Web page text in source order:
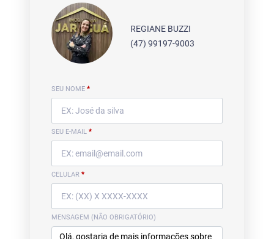
REGIANE BUZZI
(47) 99197-9003
SEU NOME *
SEU E-MAIL *
CELULAR *
MENSAGEM (NÃO OBRIGATÓRIO)